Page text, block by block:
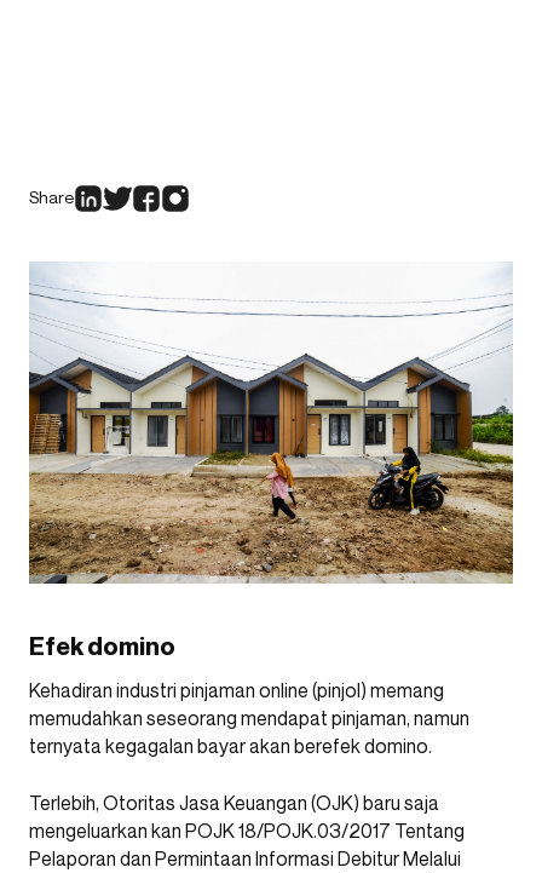
Share
Efek domino
Kehadiran industri pinjaman online (pinjol) memang
memudahkan seseorang mendapat pinjaman, namun
ternyata kegagalan bayar akan berefek domino.
Terlebih, Otoritas Jasa Keuangan (OJK) baru saja
mengeluarkan kan POJK 18/POJK.03/2017 Tentang
Pelaporan dan Permintaan Informasi Debitur Melalui